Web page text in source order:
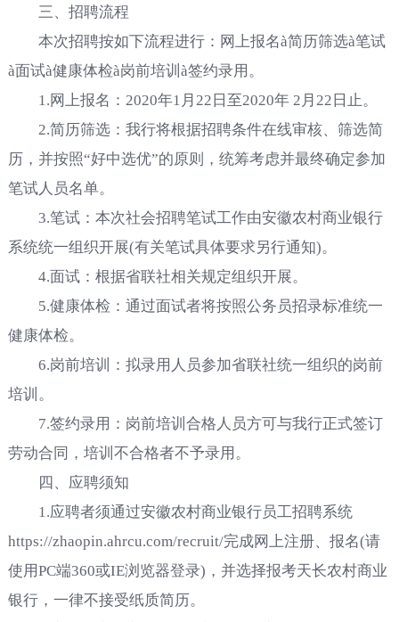
三、招聘流程
本次招聘按如下流程进行：网上报名à简历筛选à笔试
à面试à健康体检à岗前培训à签约录用。
1.网上报名：2020年1月22日至2020年 2月22日止。
2.简历筛选：我行将根据招聘条件在线审核、筛选简
历，并按照“好中选优”的原则，统筹考虑并最终确定参加
笔试人员名单。
3.笔试：本次社会招聘笔试工作由安徽农村商业银行
系统统一组织开展(有关笔试具体要求另行通知)。
4.面试：根据省联社相关规定组织开展。
5.健康体检：通过面试者将按照公务员招录标准统一
健康体检。
6.岗前培训：拟录用人员参加省联社统一组织的岗前
培训。
7.签约录用：岗前培训合格人员方可与我行正式签订
劳动合同，培训不合格者不予录用。
四、应聘须知
1.应聘者须通过安徽农村商业银行员工招聘系统
https://zhaopin.ahrcu.com/recruit/完成网上注册、报名(请
使用PC端360或IE浏览器登录)，并选择报考天长农村商业
银行，一律不接受纸质简历。